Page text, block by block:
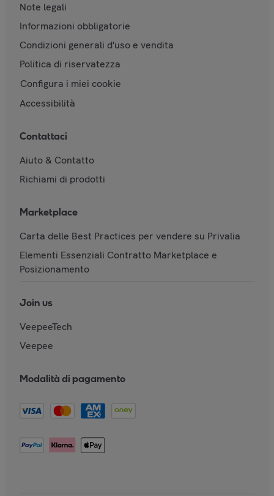
Note legali
Informazioni obbligatorie
Condizioni generali d'uso e vendita
Politica di riservatezza
Configura i miei cookie
Accessibilità
Contattaci
Aiuto & Contatto
Richiami di prodotti
Marketplace
Carta delle Best Practices per vendere su Privalia
Elementi Essenziali Contratto Marketplace e
Posizionamento
Join us
VeepeeTech
Veepee
Modalità di pagamento